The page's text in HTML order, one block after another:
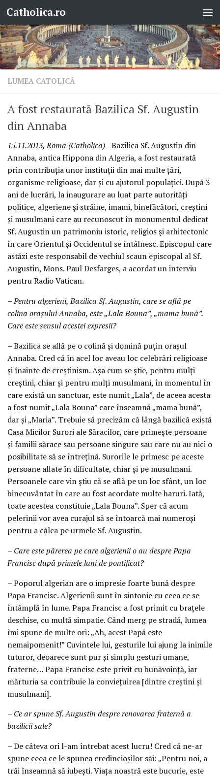
Skip to content
Catholica.ro
LUMEA CATOLICĂ
A fost restaurată Bazilica Sf. Augustin
din Annaba
15.11.2013, Roma (Catholica)- Bazilica Sf. Augustin din
Annaba, antica Hippona din Algeria, a fost restaurată
prin contribuţia unor instituţii din mai multe ţări,
organisme religioase, dar şi cu ajutorul populaţiei. După 3
ani de lucrări, la inaugurare au luat parte autorităţi
politice, algeriene şi străine, imami, binefăcători, creştini
şi musulmani care au recunoscut în monumentul dedicat
Sf. Augustin un patrimoniu istoric, religios şi arhitectonic
în care Orientul şi Occidentul se întâlnesc. Episcopul care
astăzi este responsabil de vechiul scaun episcopal al Sf.
Augustin, Mons. Paul Desfarges, a acordat un interviu
pentru Radio Vatican.
– Pentru algerieni, Bazilica Sf. Augustin, care se află pe
colina oraşului Annaba, este „Lala Bouna”, „mama bună”.
Care este sensul acestei expresii?
– Bazilica se află pe o colină şi domină puţin oraşul
Annaba. Cred că în acel loc aveau loc celebrări religioase
şi înainte de creştinism. Aşa cum se ştie, pentru mulţi
creştini, chiar şi pentru mulţi musulmani, în momentul în
care există un sanctuar, este numit „Lala”, de aceea acesta
a fost numit „Lala Bouna” care înseamnă „mama bună”,
dar şi „Maria”. Trebuie să precizăm că lângă bazilică există
Casa Micilor Surori ale Săracilor, care primeşte persoane
şi familii sărace sau persoane singure sau care nu au nici o
posibilitate să se întreţină. Surorile le primesc pe aceste
persoane aflate în dificultate, chiar şi pe musulmani.
Persoanele care vin ştiu că se află pe un loc sfânt, un loc
binecuvântat în care au fost acordate multe haruri. Iată,
toate acestea constituie „Lala Bouna”. Sper că acum
pelerinii vor avea curajul să se întoarcă mai numeroşi
pentru a călca pe urmele Sf. Augustin.
– Care este părerea pe care algerienii o au despre Papa
Francisc după primele luni de pontificat?
– Poporul algerian are o impresie foarte bună despre
Papa Francisc. Algerienii sunt în sintonie cu ceea ce se
întâmplă în lume. Papa Francisc a fost primit cu braţele
deschise, cu multă simpatie. Când merg pe stradă, lumea
îmi spune de multe ori: „Ah, acest Papă este
nemaipomenit!” Cuvintele lui, gesturile lui ajung la inimile
tuturor, deoarece sunt pur şi simplu gesturi umane,
fraterne… Papa Francisc este privit cu bunăvoinţă, iar
mărturia sa contribuie la convieţuirea [dintre creştini şi
musulmani].
– Ce ar spune Sf. Augustin despre renovarea fraternă a
bazilicii sale?
– De câteva ori l-am întrebat acest lucru! Cred că ne-ar
spune ceea ce le spunea credincioşilor săi: „Pentru noi, a
trăi înseamnă să iubeşti. Viaţa noastră este bucurie, este